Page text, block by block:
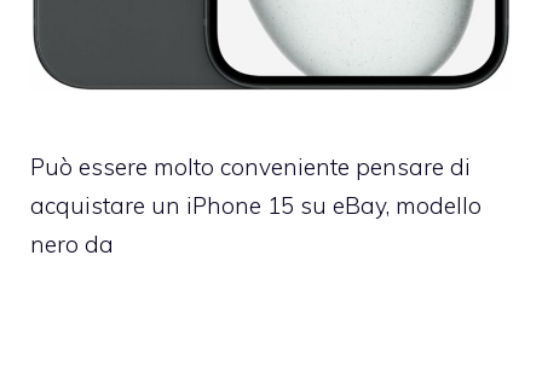
Può essere molto conveniente pensare di
acquistare un iPhone 15 su eBay, modello
nero da